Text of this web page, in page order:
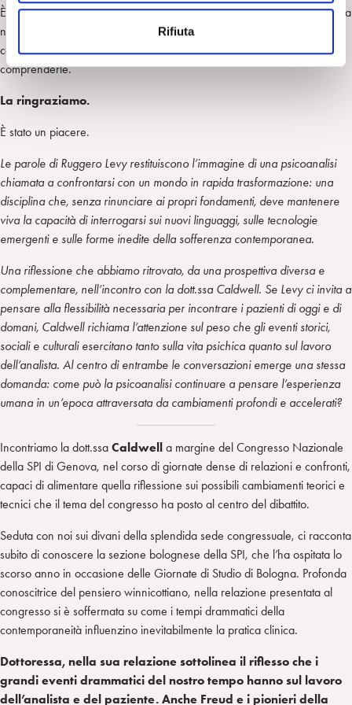
o
Rifiuta
È come se le nuove esperienze fossero sempre qualche passo davanti a
noi, e la psicoanalisi continuasse a camminare nella loro direzione,
cercando nuove parole per descriverle e nuovi concetti per
comprenderle.
La ringraziamo.
È stato un piacere.
Le parole di Ruggero Levy restituiscono l’immagine di una psicoanalisi
chiamata a confrontarsi con un mondo in rapida trasformazione: una
disciplina che, senza rinunciare ai propri fondamenti, deve mantenere
viva la capacità di interrogarsi sui nuovi linguaggi, sulle tecnologie
emergenti e sulle forme inedite della sofferenza contemporanea.
Una riflessione che abbiamo ritrovato, da una prospettiva diversa e
complementare, nell’incontro con la dott.ssa Caldwell. Se Levy ci invita a
pensare alla flessibilità necessaria per incontrare i pazienti di oggi e di
domani, Caldwell richiama l’attenzione sul peso che gli eventi storici,
sociali e culturali esercitano tanto sulla vita psichica quanto sul lavoro
dell’analista. Al centro di entrambe le conversazioni emerge una stessa
domanda: come può la psicoanalisi continuare a pensare l’esperienza
umana in un’epoca attraversata da cambiamenti profondi e accelerati?
Incontriamo la dott.ssa Caldwell a margine del Congresso Nazionale
della SPI di Genova, nel corso di giornate dense di relazioni e confronti,
capaci di alimentare quella riflessione sui possibili cambiamenti teorici e
tecnici che il tema del congresso ha posto al centro del dibattito.
Seduta con noi sui divani della splendida sede congressuale, ci racconta
subito di conoscere la sezione bolognese della SPI, che l’ha ospitata lo
scorso anno in occasione delle Giornate di Studio di Bologna. Profonda
conoscitrice del pensiero winnicottiano, nella relazione presentata al
congresso si è soffermata su come i tempi drammatici della
contemporaneità influenzino inevitabilmente la pratica clinica.
Dottoressa, nella sua relazione sottolinea il riflesso che i
grandi eventi drammatici del nostro tempo hanno sul lavoro
dell’analista e del paziente. Anche Freud e i pionieri della